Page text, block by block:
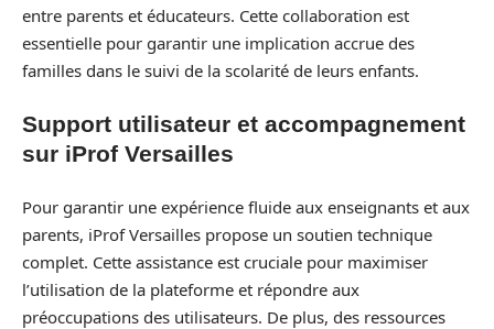
entre parents et éducateurs. Cette collaboration est
essentielle pour garantir une implication accrue des
familles dans le suivi de la scolarité de leurs enfants.
Support utilisateur et accompagnement
sur iProf Versailles
Pour garantir une expérience fluide aux enseignants et aux
parents, iProf Versailles propose un soutien technique
complet. Cette assistance est cruciale pour maximiser
l’utilisation de la plateforme et répondre aux
préoccupations des utilisateurs. De plus, des ressources